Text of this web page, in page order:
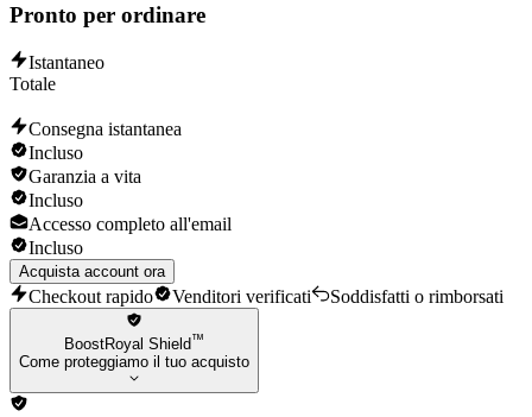
Nasus
Udyr
Poppy
Ezreal
Mordekaiser
Akali
Garen
Malzahar
Riven
Jinx
Shen
Lux
Xerath
Lucian
Zed
Pronto per ordinare
Istantaneo
Totale
Consegna istantanea
Incluso
Garanzia a vita
Incluso
Accesso completo all'email
Incluso
Acquista account ora
Checkout rapido Venditori verificati Soddisfatti o rimborsati
BoostRoyal Shield™
Come proteggiamo il tuo acquisto